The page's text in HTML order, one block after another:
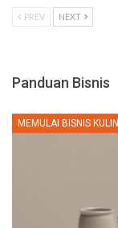
PREV NEXT
Panduan Bisnis